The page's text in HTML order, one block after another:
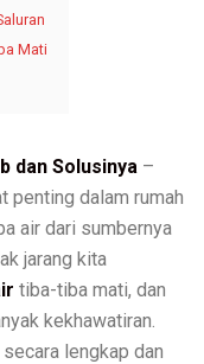
Mati
dan Solusinya –
penting dalam rumah
air dari sumbernya
jarang kita
tiba-tiba mati, dan
kekhawatiran.
lengkap dan